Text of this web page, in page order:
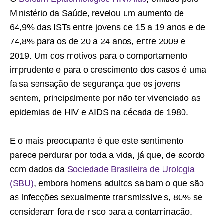
Ministério da Saúde, revelou um aumento de
64,9% das ISTs entre jovens de 15 a 19 anos e de
74,8% para os de 20 a 24 anos, entre 2009 e
2019. Um dos motivos para o comportamento
imprudente e para o crescimento dos casos é uma
falsa sensação de segurança que os jovens
sentem, principalmente por não ter vivenciado as
epidemias de HIV e AIDS na década de 1980.
E o mais preocupante é que este sentimento
parece perdurar por toda a vida, já que, de acordo
com dados da Sociedade Brasileira de Urologia
(SBU), embora homens adultos saibam o que são
as infecções sexualmente transmissíveis, 80% se
consideram fora de risco para a contaminação.